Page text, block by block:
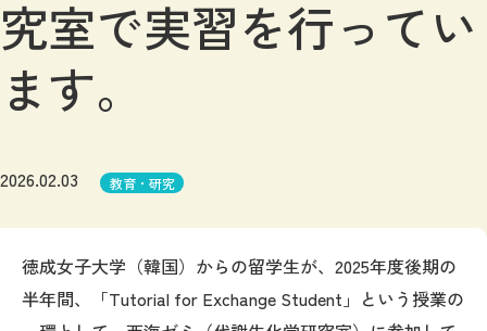
究室で実習を行ってい
ます。
2026.02.03 教育・研究
徳成女子大学（韓国） からの留学生が、2025年度後期の
半年間、「Tutorial for Exchange Student」という授業の